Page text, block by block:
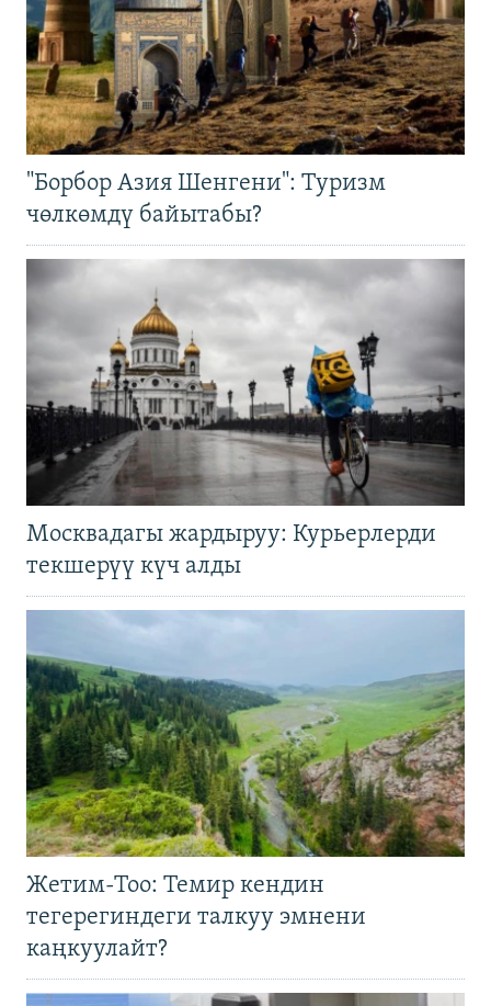
"Борбор Азия Шенгени": Туризм
чөлкөмдү байытабы?
Москвадагы жардыруу: Курьерлерди
текшерүү күч алды
Жетим-Тоо: Темир кендин
тегерегиндеги талкуу эмнени
каңкуулайт?